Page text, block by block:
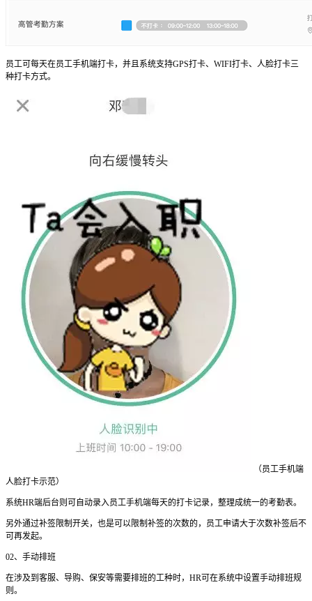
员工可每天在员工手机端打卡，并且系统支持GPS打卡、WIFI打卡、人脸打卡三
种打卡方式。
（员工手机端
人脸打卡示范）
系统HR端后台则可自动录入员工手机端每天的打卡记录，整理成统一的考勤表。
另外通过补签限制开关，也是可以限制补签的次数的，员工申请大于次数补签后不
可再发起。
02、手动排班
在涉及到客服、导购、保安等需要排班的工种时，HR可在系统中设置手动排班规
则。